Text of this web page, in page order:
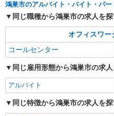
鴻巣市のアルバイト・バイト・パ
同じ職種から鴻巣市の求人を
オフィスワー
コールセンター
同じ雇用形態から鴻巣市の求
アルバイト
同じ特徴から鴻巣市の求人を